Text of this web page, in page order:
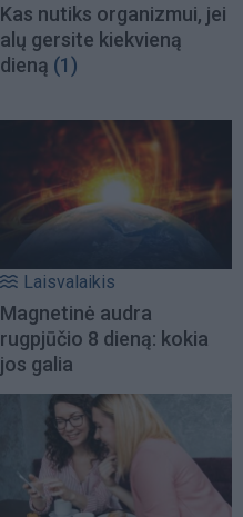
Kas nutiks organizmui, jei
alų gersite kiekvieną
dieną (1)
Laisvalaikis
Magnetinė audra
rugpjūčio 8 dieną: kokia
jos galia